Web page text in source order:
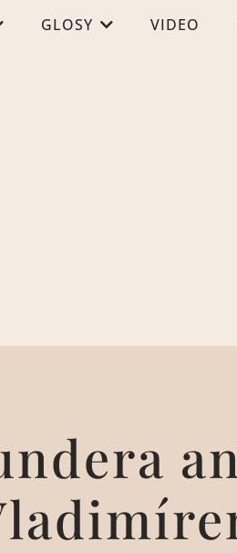
GLOSY VIDEO